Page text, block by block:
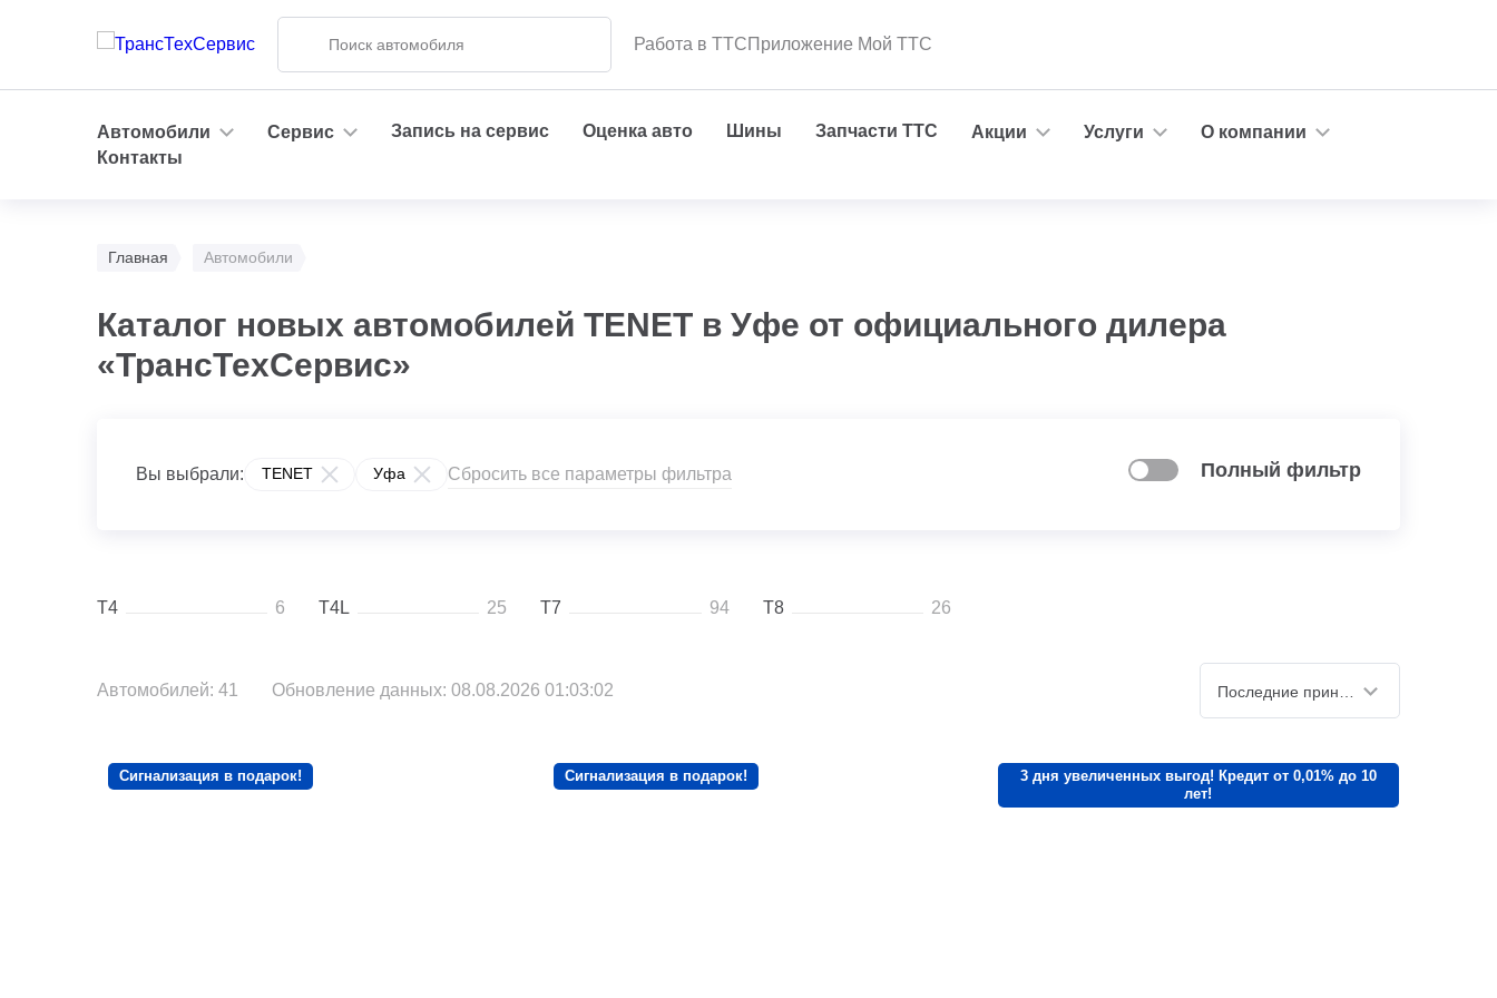
Работа в ТТСПриложение Мой ТТС
Автомобили Сервис Запись на сервис Оценка авто Шины Запчасти ТТС Акции Услуги
О компании
Контакты
Главная Автомобили
Каталог новых автомобилей TENET в Уфе от официального дилера
«ТрансТехСервис»
Вы выбрали: TENET Уфа Сбросить все параметры фильтра Полный фильтр
T4 6 T4L 25 T7 94 T8 26
Автомобилей: 41 Обновление данных: 08.08.2026 01:03:02
Сигнализация в подарок! Сигнализация в подарок!
3 дня увеличенных выгод! Кредит от 0,01% до 10
лет!